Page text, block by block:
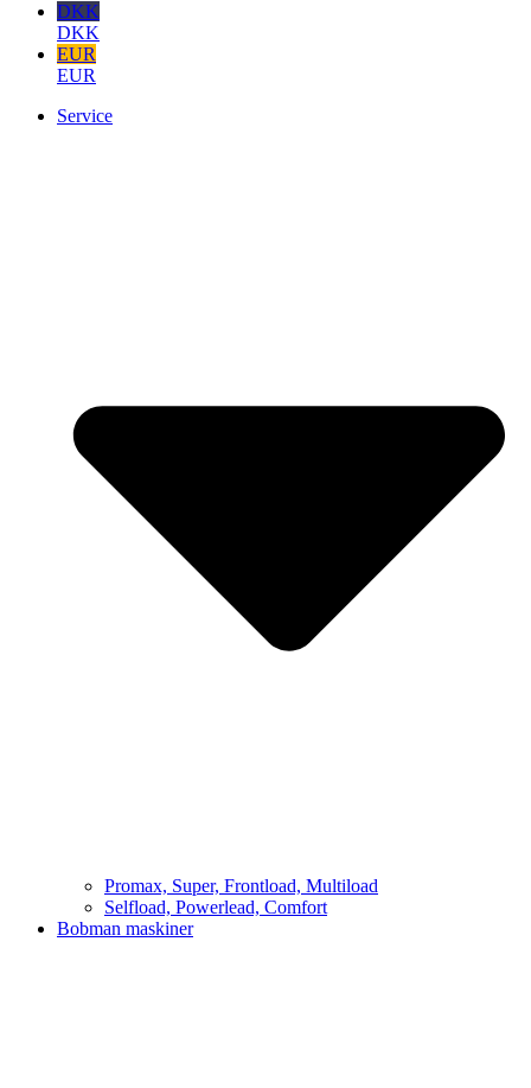
DKK
DKK
EUR
EUR
Service
Promax, Super, Frontload, Multiload
Selfload, Powerlead, Comfort
Bobman maskiner